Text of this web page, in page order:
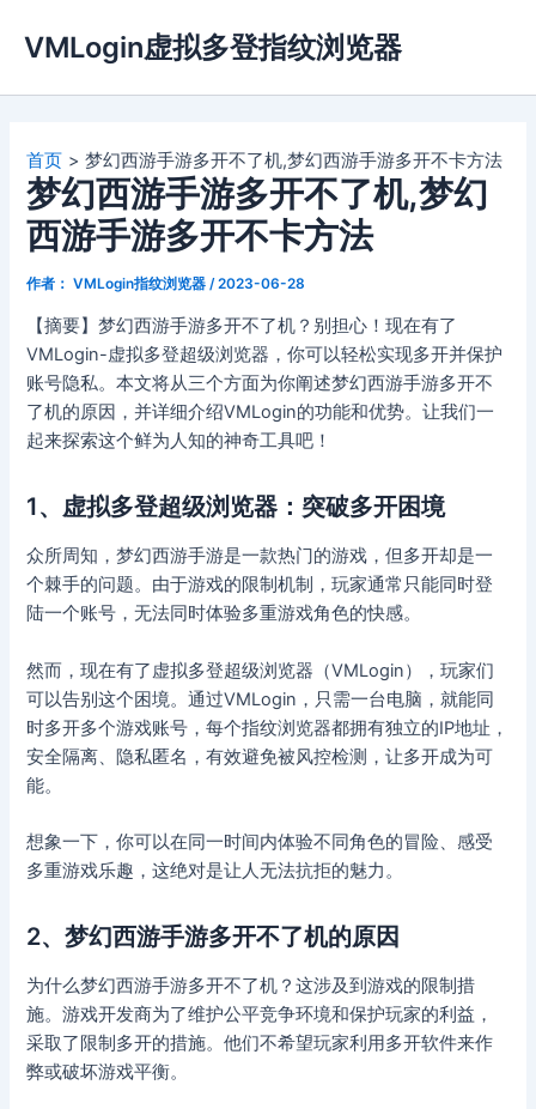
容
VMLogin虚拟多登指纹浏览器
首页 梦幻西游手游多开不了机,梦幻西游手游多开不卡方法
梦幻西游手游多开不了机,梦幻
西游手游多开不卡方法
作者： VMLogin指纹浏览器 /2023-06-28
【摘要】梦幻西游手游多开不了机？别担心！现在有了
VMLogin-虚拟多登超级浏览器，你可以轻松实现多开并保护
账号隐私。本文将从三个方面为你阐述梦幻西游手游多开不
了机的原因，并详细介绍VMLogin的功能和优势。让我们一
起来探索这个鲜为人知的神奇工具吧！
1、虚拟多登超级浏览器：突破多开困境
众所周知，梦幻西游手游是一款热门的游戏，但多开却是一
个棘手的问题。由于游戏的限制机制，玩家通常只能同时登
陆一个账号，无法同时体验多重游戏角色的快感。
然而，现在有了虚拟多登超级浏览器（VMLogin），玩家们
可以告别这个困境。通过VMLogin，只需一台电脑，就能同
时多开多个游戏账号，每个指纹浏览器都拥有独立的IP地址，
安全隔离、隐私匿名，有效避免被风控检测，让多开成为可
能。
想象一下，你可以在同一时间内体验不同角色的冒险、感受
多重游戏乐趣，这绝对是让人无法抗拒的魅力。
2、梦幻西游手游多开不了机的原因
为什么梦幻西游手游多开不了机？这涉及到游戏的限制措
施。游戏开发商为了维护公平竞争环境和保护玩家的利益，
采取了限制多开的措施。他们不希望玩家利用多开软件来作
弊或破坏游戏平衡。